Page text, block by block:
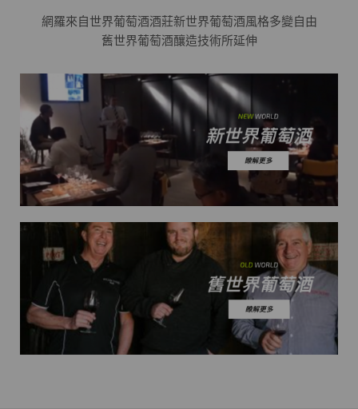
網羅來自世界葡萄酒酒莊新世界葡萄酒風格多變自由
舊世界葡萄酒釀造技術所延伸